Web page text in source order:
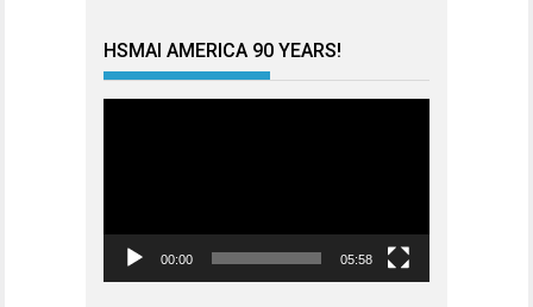
HSMAI AMERICA 90 YEARS!
00:00 05:58